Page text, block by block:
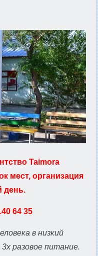
Taimora
мест, организация
день.
64 35
в низкий
разовое питание.